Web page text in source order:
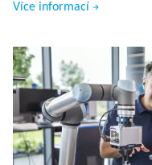
Více informací